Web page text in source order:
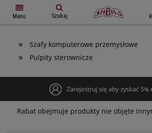
Menu Szukaj
» Szafy komputerowe przemysłowe
» Pulpity sterownicze
Rabat obejmuje produkty nie objęte